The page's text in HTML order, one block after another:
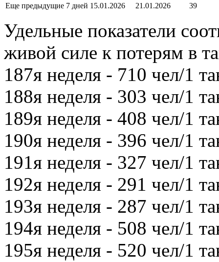
Еще предыдущие 7 дней 15.01.2026 21.01.2026 39
Удельные показатели
живой силе к потерям в
187я неделя - 710 чел/1
188я неделя - 303 чел/1
189я неделя - 408 чел/1
190я неделя - 396 чел/1
191я неделя - 327 чел/1
192я неделя - 291 чел/1
193я неделя - 287 чел/1
194я неделя - 508 чел/1
195я неделя - 520 чел/1